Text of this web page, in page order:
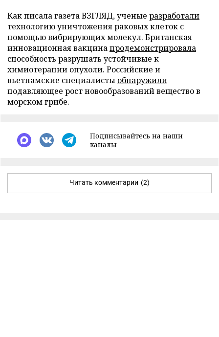
Как писала газета ВЗГЛЯД, ученые разработали
технологию уничтожения раковых клеток с
помощью вибрирующих молекул. Британская
инновационная вакцинапродемонстрировала
способность разрушать устойчивые к
химиотерапии опухоли. Российские и
вьетнамские специалисты обнаружили
подавляющее рост новообразований вещество в
морском грибе.
Подписывайтесь на наши
каналы
Читать комментарии (2)